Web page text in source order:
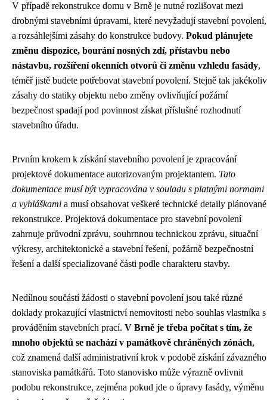
V případě rekonstrukce domu v Brně je nutné rozlišovat mezi
drobnými stavebními úpravami, které nevyžadují stavební povolení,
a rozsáhlejšími zásahy do konstrukce budovy. Pokud plánujete
změnu dispozice, bourání nosných zdí, přístavbu nebo
nástavbu, rozšíření okenních otvorů či změnu vzhledu fasády,
téměř jistě budete potřebovat stavební povolení. Stejně tak jakékoliv
zásahy do statiky objektu nebo změny ovlivňující požární
bezpečnost spadají pod povinnost získat příslušné rozhodnutí
stavebního úřadu.
Prvním krokem k získání stavebního povolení je zpracování
projektové dokumentace autorizovaným projektantem. Tato
dokumentace musí být vypracována v souladu s platnými normami
a vyhláškami a musí obsahovat veškeré technické detaily plánované
rekonstrukce. Projektová dokumentace pro stavební povolení
zahrnuje průvodní zprávu, souhrnnou technickou zprávu, situační
výkresy, architektonické a stavební řešení, požárně bezpečnostní
řešení a další specializované části podle charakteru stavby.
Nedílnou součástí žádosti o stavební povolení jsou také různé
doklady prokazující vlastnictví nemovitosti nebo souhlas vlastníka s
prováděním stavebních prací. V Brně je třeba počítat s tím, že
mnoho objektů se nachází v památkově chráněných zónách,
což znamená další administrativní krok v podobě získání závazného
stanoviska památkářů. Toto stanovisko může výrazně ovlivnit
podobu rekonstrukce, zejména pokud jde o úpravy fasády, výměnu